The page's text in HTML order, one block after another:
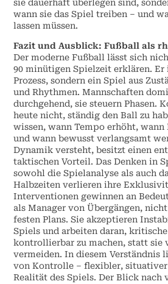
sie dauerhaft überlegen sind,
wann sie das Spiel treiben – und
lassen müssen.
Fazit und Ausblick: Fußball als
Der moderne Fußball lässt sich
90 minütigen Spielzeit erklären.
Prozess, sondern ein Spiel aus
und Rhythmen. Mannschaften
durchgehend, sie steuern Phasen.
heute nicht, ständig den Ball zu
wissen, wann Tempo erhöht, wann
und wann bewusst verlangsamt
Dynamik versteht, besitzt einen
taktischen Vorteil. Das Denken in
sowohl die Spielanalyse als auch
Halbzeiten verlieren ihre
Interventionen gewinnen an
als Manager von Übergängen,
festen Plans. Sie akzeptieren
Spiels und arbeiten daran,
kontrollierbar zu machen, statt sie
vermeiden. In diesem Verständnis
von Kontrolle – flexibler, situativer
Realität des Spiels. Der Blick nach